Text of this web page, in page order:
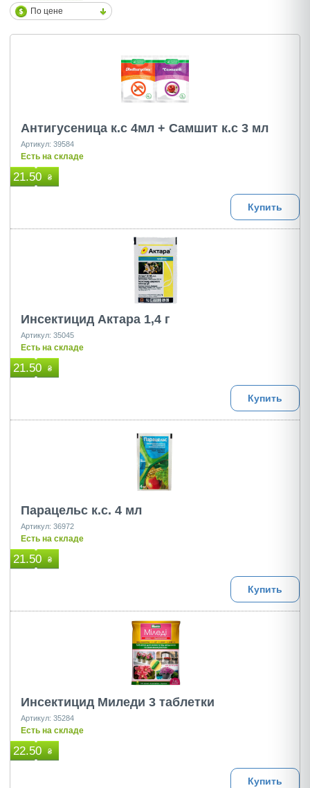
По цене
Антигусеница к.с 4мл + Самшит к.с 3 мл
Артикул: 39584
Есть на складе
21.50 ₴
Купить
Инсектицид Актара 1,4 г
Артикул: 35045
Есть на складе
21.50 ₴
Купить
Парацельс к.с. 4 мл
Артикул: 36972
Есть на складе
21.50 ₴
Купить
Инсектицид Миледи 3 таблетки
Артикул: 35284
Есть на складе
22.50 ₴
Купить